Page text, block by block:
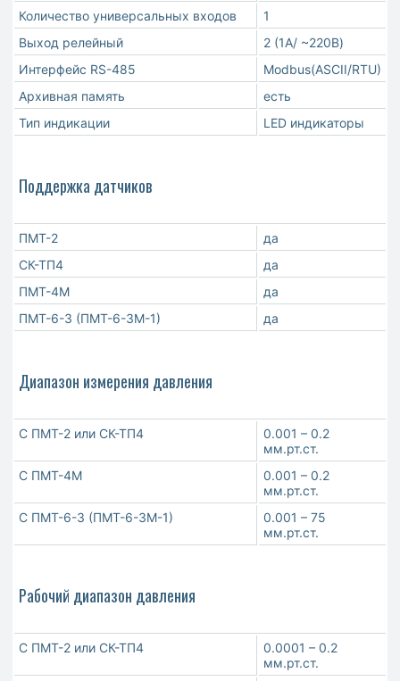
Количество универсальных входов
1
Выход релейный
2 (1A/ ~220В)
Интерфейс RS-485
Modbus(ASCII/RTU)
Архивная память
есть
Тип индикации
LED индикаторы
Поддержка датчиков
ПМТ-2
да
СК-ТП4
да
ПМТ-4М
да
ПМТ-6-3 (ПМТ-6-3М-1)
да
Диапазон измерения давления
С ПМТ-2 или СК-ТП4
0.001 – 0.2
мм.рт.ст.
С ПМТ-4М
0.001 – 0.2
мм.рт.ст.
С ПМТ-6-3 (ПМТ-6-3М-1)
0.001 – 75
мм.рт.ст.
Рабочий диапазон давления
С ПМТ-2 или СК-ТП4
0.0001 – 0.2
мм.рт.ст.